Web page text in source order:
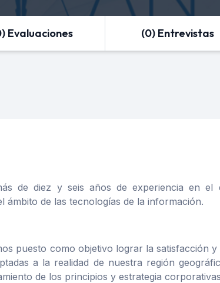
Evaluaciones (0) Entrevistas
de diez y seis años de experiencia en el
ámbito de las tecnologías de la información.
puesto como objetivo lograr la satisfacción
a la realidad de nuestra región
de los principios y estrategia